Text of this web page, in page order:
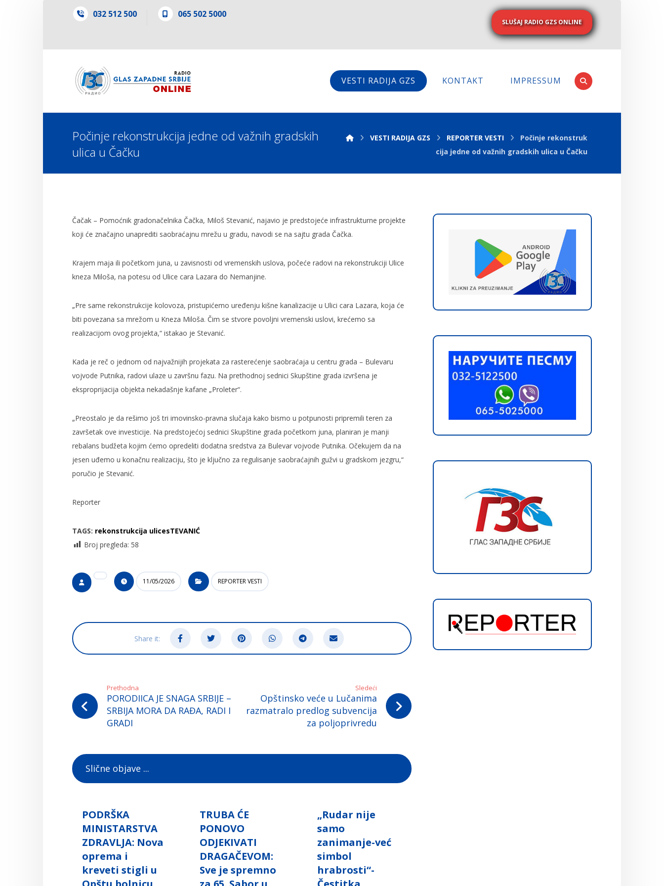
032 512 500 065 502 5000
SLUŠAJ RADIO GZS ONLINE
VESTI RADIJA GZS KONTAKT IMPRESSUM
Počinje rekonstrukcija jedne od važnih gradskih
ulica u Čačku
VESTI RADIJA GZS REPORTER VESTI
Počinje rekonstruk
cija jedne od važnih gradskih ulica u Čačku
Čačak – Pomoćnik gradonačelnika Čačka, Miloš Stevanić, najavio je predstojeće infrastrukturne projekte
koji će značajno unaprediti saobraćajnu mrežu u gradu, navodi se na sajtu grada Čačka.
Krajem maja ili početkom juna, u zavisnosti od vremenskih uslova, počeće radovi na rekonstrukciji Ulice
kneza Miloša, na potesu od Ulice cara Lazara do Nemanjine.
„Pre same rekonstrukcije kolovoza, pristupićemo uređenju kišne kanalizacije u Ulici cara Lazara, koja će
biti povezana sa mrežom u Kneza Miloša. Čim se stvore povoljni vremenski uslovi, krećemo sa
realizacijom ovog projekta,“ istakao je Stevanić.
Kada je reč o jednom od najvažnijih projekata za rasterećenje saobraćaja u centru grada – Bulevaru
vojvode Putnika, radovi ulaze u završnu fazu. Na prethodnoj sednici Skupštine grada izvršena je
eksproprijacija objekta nekadašnje kafane „Proleter“.
„Preostalo je da rešimo još tri imovinsko-pravna slučaja kako bismo u potpunosti pripremili teren za
završetak ove investicije. Na predstojećoj sednici Skupštine grada početkom juna, planiran je manji
rebalans budžeta kojim ćemo opredeliti dodatna sredstva za Bulevar vojvode Putnika. Očekujem da na
jesen uđemo u konačnu realizaciju, što je ključno za regulisanje saobraćajnih gužvi u gradskom jezgru,“
poručio je Stevanić.
Reporter
TAGS: rekonstrukcija ulicesTEVANIĆ
Broj pregleda: 58
11/05/2026 REPORTER VESTI
Prethodna
PORODIICA JE SNAGA SRBIJE –
SRBIJA MORA DA RAĐA, RADI I
GRADI
Sledeći
Opštinsko veće u Lučanima
razmatralo predlog subvencija
za poljoprivredu
Slične objave ...
PODRŠKA
MINISTARSTVA
ZDRAVLJA: Nova
oprema i
kreveti stigli u
TRUBA ĆE
PONOVO
ODJEKIVATI
DRAGAČEVOM:
Sve je spremno
„Rudar nije
samo
zanimanje-već
simbol
hrabrosti“-